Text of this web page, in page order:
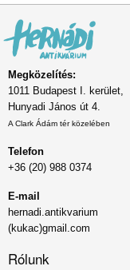
Megközelítés:
1011 Budapest I. kerület,
Hunyadi János út 4.
A Clark Ádám tér közelében
Telefon
+36 (20) 988 0374
E-mail
hernadi.antikvarium
(kukac)gmail.com
Rólunk